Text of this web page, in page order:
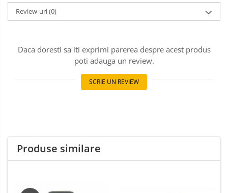
Review-uri(0)
Daca doresti sa iti exprimi parerea despre acest produs
poti adauga un review.
SCRIE UN REVIEW
Produse similare